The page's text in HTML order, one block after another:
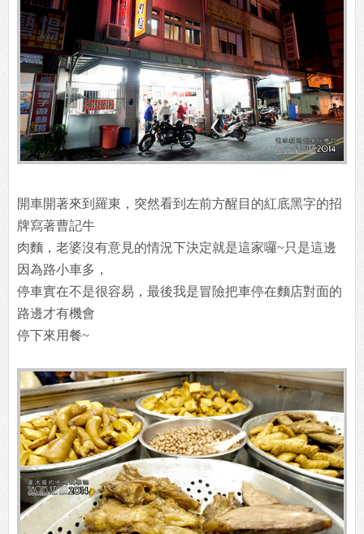
開車開著來到羅東，突然看到左前方醒目的紅底黑字的招
牌寫著曹記牛
肉麵，老婆沒有意見的情況下決定就是這家囉~只是這邊
因為路小車多，
停車實在不是很容易，最後我是冒險把車停在麵店對面的
路邊才有機會
停下來用餐~